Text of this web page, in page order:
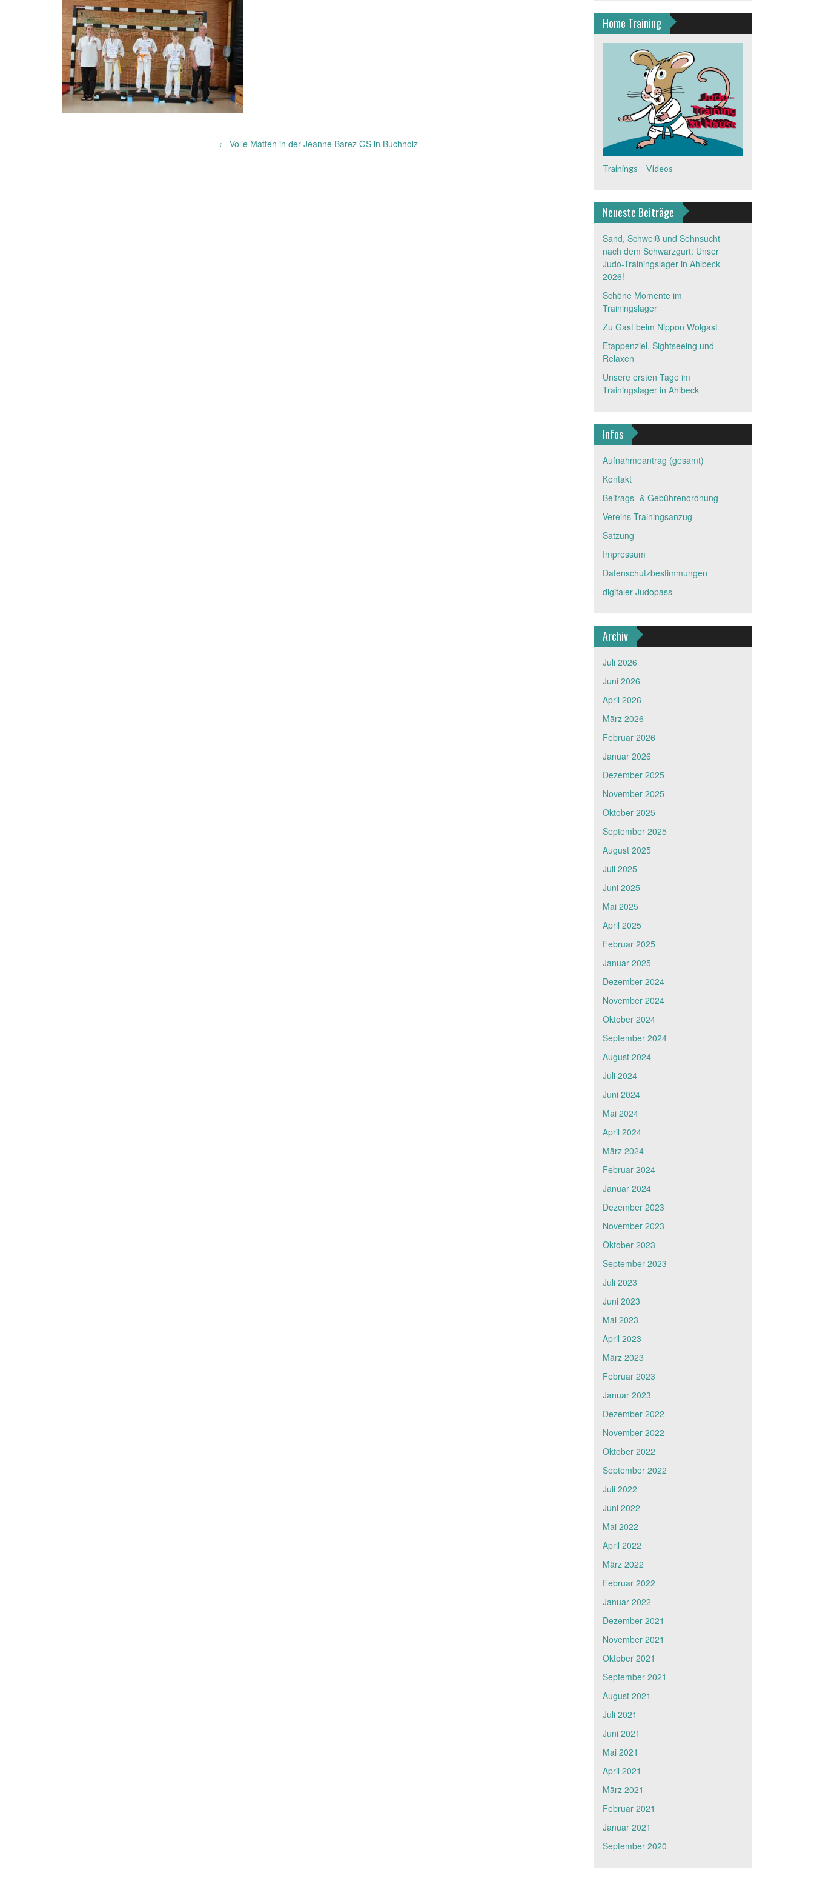
← Volle Matten in der Jeanne Barez GS in Buchholz
Home Training
Trainings – Videos
Neueste Beiträge
Sand, Schweiß und Sehnsucht
nach dem Schwarzgurt: Unser
Judo-Trainingslager in Ahlbeck
2026!
Schöne Momente im
Trainingslager
Zu Gast beim Nippon Wolgast
Etappenziel, Sightseeing und
Relaxen
Unsere ersten Tage im
Trainingslager in Ahlbeck
Infos
Aufnahmeantrag (gesamt)
Kontakt
Beitrags- & Gebührenordnung
Vereins-Trainingsanzug
Satzung
Impressum
Datenschutzbestimmungen
digitaler Judopass
Archiv
Juli 2026
Juni 2026
April 2026
März 2026
Februar 2026
Januar 2026
Dezember 2025
November 2025
Oktober 2025
September 2025
August 2025
Juli 2025
Juni 2025
Mai 2025
April 2025
Februar 2025
Januar 2025
Dezember 2024
November 2024
Oktober 2024
September 2024
August 2024
Juli 2024
Juni 2024
Mai 2024
April 2024
März 2024
Februar 2024
Januar 2024
Dezember 2023
November 2023
Oktober 2023
September 2023
Juli 2023
Juni 2023
Mai 2023
April 2023
März 2023
Februar 2023
Januar 2023
Dezember 2022
November 2022
Oktober 2022
September 2022
Juli 2022
Juni 2022
Mai 2022
April 2022
März 2022
Februar 2022
Januar 2022
Dezember 2021
November 2021
Oktober 2021
September 2021
August 2021
Juli 2021
Juni 2021
Mai 2021
April 2021
März 2021
Februar 2021
Januar 2021
September 2020